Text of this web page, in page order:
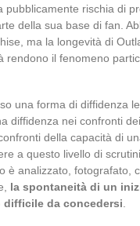
pubblicamente rischia di
della sua base di fan.
ma la longevità di
rendono il fenomeno
una forma di diffidenza
diffidenza nei confronti
della capacità di
a questo livello di
è analizzato, fotografato,
la spontaneità di un
da concedersi.